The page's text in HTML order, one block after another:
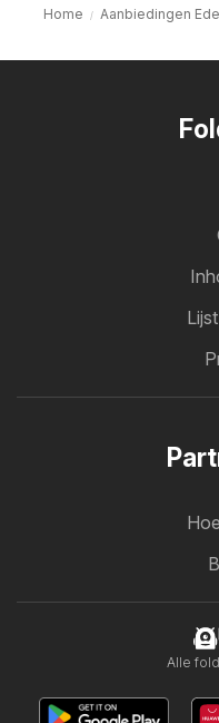
Home Aanbiedingen
Alle